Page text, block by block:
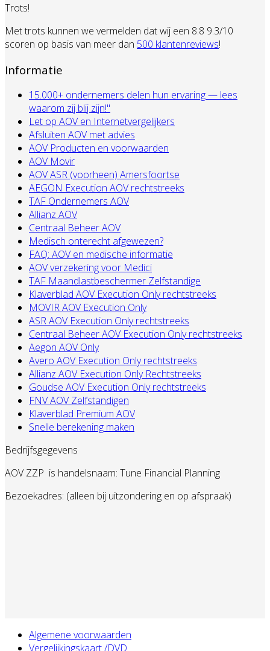
Trots!
Met trots kunnen we vermelden dat wij een 8.8 9.3/10
scoren op basis van meer dan 500 klantenreviews!
Informatie
15.000+ ondernemers delen hun ervaring — lees
waarom zij blij zijn!"
Let op AOV en Internetvergelijkers
Afsluiten AOV met advies
AOV Producten en voorwaarden
AOV Movir
AOV ASR (voorheen) Amersfoortse
AEGON Execution AOV rechtstreeks
TAF Ondernemers AOV
Allianz AOV
Centraal Beheer AOV
Medisch onterecht afgewezen?
FAQ: AOV en medische informatie
AOV verzekering voor Medici
TAF Maandlastbeschermer Zelfstandige
Klaverblad AOV Execution Only rechtstreeks
MOVIR AOV Execution Only
ASR AOV Execution Only rechtstreeks
Centraal Beheer AOV Execution Only rechtstreeks
Aegon AOV Only
Avero AOV Execution Only rechtstreeks
Allianz AOV Execution Only Rechtstreeks
Goudse AOV Execution Only rechtstreeks
FNV AOV Zelfstandigen
Klaverblad Premium AOV
Snelle berekening maken
Bedrijfsgegevens
AOV ZZP is handelsnaam: Tune Financial Planning
Bezoekadres: (alleen bij uitzondering en op afspraak)
Algemene voorwaarden
Vergelijkingskaart /DVD